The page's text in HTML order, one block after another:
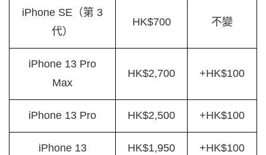
iPhone SE（第 3
代）
HK$700 不變
iPhone 13 Pro
Max
HK$2,700 +HK$100
iPhone 13 Pro HK$2,500 +HK$100
iPhone 13 HK$1,950 +HK$100